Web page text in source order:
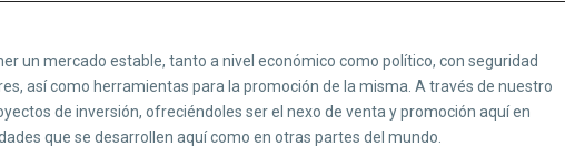
un mercado estable, tanto a nivel económico como político, con seguridad
así como herramientas para la promoción de la misma. A través de nuestro
de inversión, ofreciéndoles ser el nexo de venta y promoción aquí en
que se desarrollen aquí como en otras partes del mundo.